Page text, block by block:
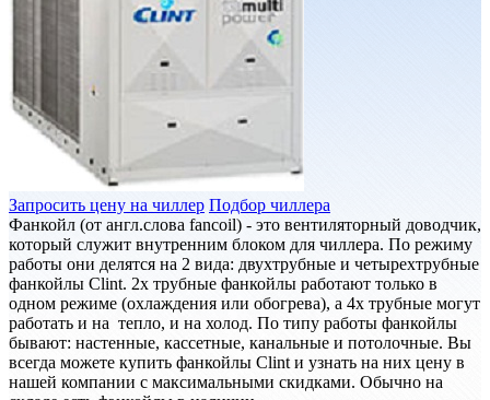
Запросить цену на чиллер Подбор чиллера
Фанкойл (от англ.слова fancoil) - это вентиляторный доводчик,
который служит внутренним блоком для чиллера. По режиму
работы они делятся на 2 вида: двухтрубные и четырехтрубные
фанкойлы Clint. 2х трубные фанкойлы работают только в
одном режиме (охлаждения или обогрева), а 4х трубные могут
работать и на тепло, и на холод. По типу работы фанкойлы
бывают: настенные, кассетные, канальные и потолочные. Вы
всегда можете купить фанкойлы Clint и узнать на них цену в
нашей компании с максимальными скидками. Обычно на